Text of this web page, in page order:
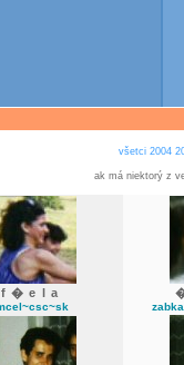
všetci 2004
ak má niektorý z
f�ela